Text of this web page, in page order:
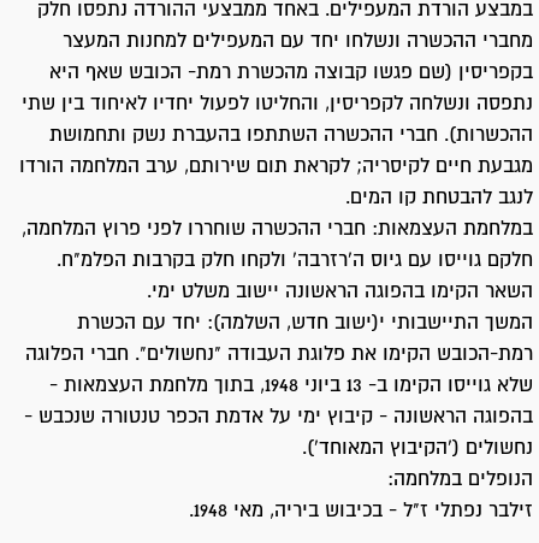
במבצע הורדת המעפילים. באחד ממבצעי ההורדה נתפסו חלק
מחברי ההכשרה ונשלחו יחד עם המעפילים למחנות המעצר
בקפריסין (שם פגשו קבוצה מהכשרת רמת- הכובש שאף היא
נתפסה ונשלחה לקפריסין, והחליטו לפעול יחדיו לאיחוד בין שתי
ההכשרות). חברי ההכשרה השתתפו בהעברת נשק ותחמושת
מגבעת חיים לקיסריה; לקראת תום שירותם, ערב המלחמה הורדו
לנגב להבטחת קו המים.
במלחמת העצמאות: חברי ההכשרה שוחררו לפני פרוץ המלחמה,
חלקם גוייסו עם גיוס ה'רזרבה' ולקחו חלק בקרבות הפלמ"ח.
השאר הקימו בהפוגה הראשונה יישוב משלט ימי.
המשך התיישבותי י(ישוב חדש, השלמה): יחד עם הכשרת
רמת-הכובש הקימו את פלוגת העבודה "נחשולים". חברי הפלוגה
שלא גוייסו הקימו ב- 13 ביוני 1948, בתוך מלחמת העצמאות -
בהפוגה הראשונה - קיבוץ ימי על אדמת הכפר טנטורה שנכבש -
נחשולים ('הקיבוץ המאוחד').
הנופלים במלחמה:
זילבר נפתלי ז"ל - בכיבוש ביריה, מאי 1948.